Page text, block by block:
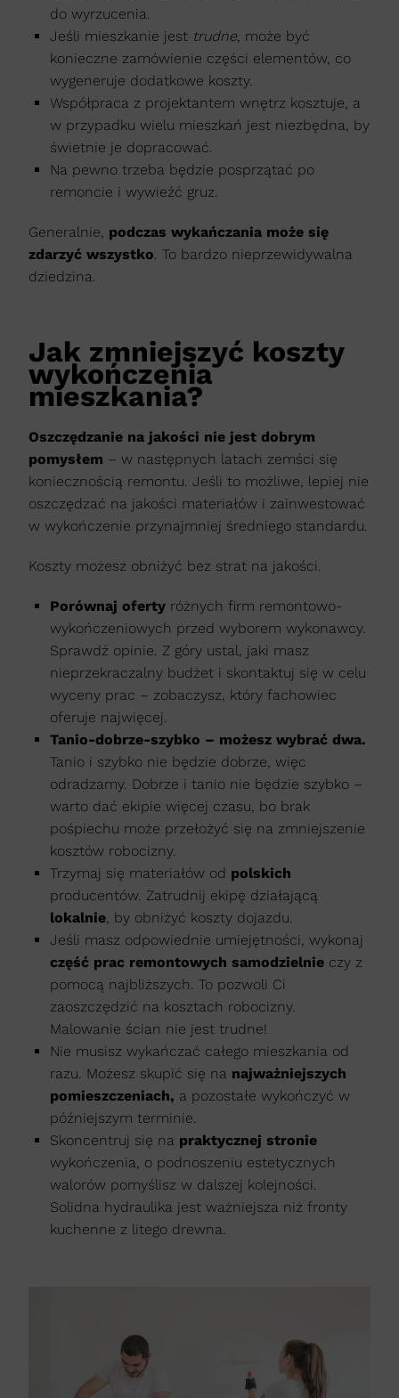
do wyrzucenia.
Jeśli mieszkanie jest trudne, może być
konieczne zamówienie części elementów, co
wygeneruje dodatkowe koszty.
Współpraca z projektantem wnętrz kosztuje, a
w przypadku wielu mieszkań jest niezbędna, by
świetnie je dopracować.
Na pewno trzeba będzie posprzątać po
remoncie i wywieźć gruz.
Generalnie, podczas wykańczania może się
zdarzyć wszystko. To bardzo nieprzewidywalna
dziedzina.
Jak zmniejszyć koszty
wykończenia
mieszkania?
Oszczędzanie na jakości nie jest dobrym
pomysłem – w następnych latach zemści się
koniecznością remontu. Jeśli to możliwe, lepiej nie
oszczędzać na jakości materiałów i zainwestować
w wykończenie przynajmniej średniego standardu.
Koszty możesz obniżyć bez strat na jakości.
Porównaj oferty różnych firm remontowo-
wykończeniowych przed wyborem wykonawcy.
Sprawdź opinie. Z góry ustal, jaki masz
nieprzekraczalny budżet i skontaktuj się w celu
wyceny prac – zobaczysz, który fachowiec
oferuje najwięcej.
Tanio-dobrze-szybko – możesz wybrać dwa.
Tanio i szybko nie będzie dobrze, więc
odradzamy. Dobrze i tanio nie będzie szybko –
warto dać ekipie więcej czasu, bo brak
pośpiechu może przełożyć się na zmniejszenie
kosztów robocizny.
Trzymaj się materiałów od polskich
producentów. Zatrudnij ekipę działającą
lokalnie, by obniżyć koszty dojazdu.
Jeśli masz odpowiednie umiejętności, wykonaj
część prac remontowych samodzielnie czy z
pomocą najbliższych. To pozwoli Ci
zaoszczędzić na kosztach robocizny.
Malowanie ścian nie jest trudne!
Nie musisz wykańczać całego mieszkania od
razu. Możesz skupić się na najważniejszych
pomieszczeniach, a pozostałe wykończyć w
późniejszym terminie.
Skoncentruj się na praktycznej stronie
wykończenia, o podnoszeniu estetycznych
walorów pomyślisz w dalszej kolejności.
Solidna hydraulika jest ważniejsza niż fronty
kuchenne z litego drewna.